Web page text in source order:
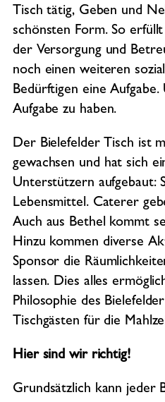
Tisch tätig, Geben und
schönsten Form. So
der Versorgung und
noch einen weiteren
Bedürftigen eine Aufgabe.
Aufgabe zu haben.
Der Bielefelder Tisch ist
gewachsen und hat sich
Unterstützern aufgebaut:
Lebensmittel. Caterer
Auch aus Bethel kommt
Hinzu kommen diverse
Sponsor die
lassen. Dies alles
Philosophie des
Tischgästen für die
Hier sind wir richtig!
Grundsätzlich kann jeder